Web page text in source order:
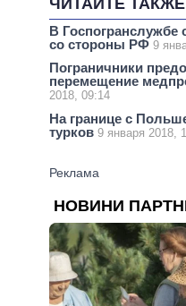
ЧИТАЙТЕ ТАКЖЕ
В Госпогранслужбе
со стороны РФ 9
Пограничники
перемещение
2018, 09:14
На границе с
турков 9 января 2018,